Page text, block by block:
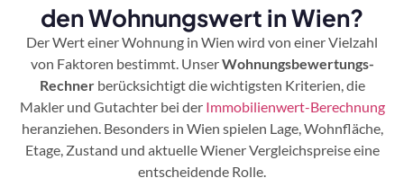
den Wohnungswert in Wien?
Der Wert einer Wohnung in Wien wird von einer Vielzahl
von Faktoren bestimmt. UnserWohnungsbewertungs-
Rechnerberücksichtigt die wichtigsten Kriterien, die
Makler und Gutachter bei der Immobilienwert-Berechnung
heranziehen. Besonders in Wien spielen Lage, Wohnfläche,
Etage, Zustand und aktuelle Wiener Vergleichspreise eine
entscheidende Rolle.